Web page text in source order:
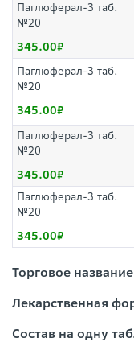
Паглюферал-3 таб.
№20
345.00
Паглюферал-3 таб.
№20
345.00
Паглюферал-3 таб.
№20
345.00
Паглюферал-3 таб.
№20
345.00
Торговое
Лекарственная
Состав на одну